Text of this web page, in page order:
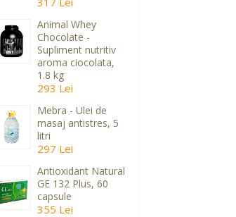
Animal Whey
Chocolate -
Supliment nutritiv
aroma ciocolata,
1.8 kg
293 Lei
Mebra - Ulei de
masaj antistres, 5
litri
297 Lei
Antioxidant Natural
GE 132 Plus, 60
capsule
355 Lei